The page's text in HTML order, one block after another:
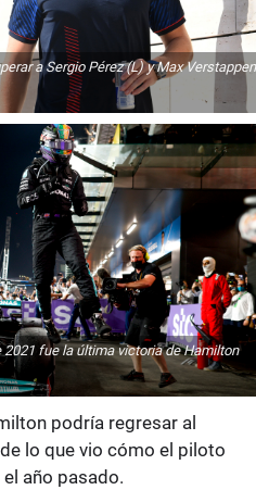
a Sergio Pérez (L) y Max Verstappen
2021 fue la última victoria de Hamilton
podría regresar al
lo que vio cómo el piloto
año pasado.